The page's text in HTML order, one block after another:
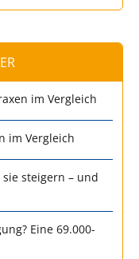
im Vergleich
im Vergleich
steigern – und
Eine 69.000-